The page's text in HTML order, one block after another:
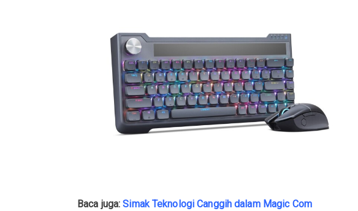
Baca juga:Simak Teknologi Canggih dalam Magic Com